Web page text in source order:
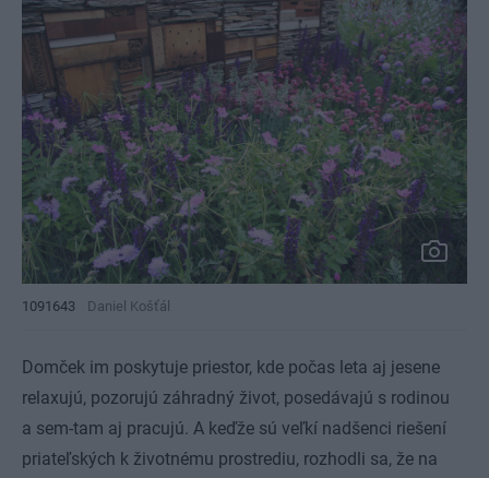
1091643 Daniel Košťál
Domček im poskytuje priestor, kde počas leta aj jesene
relaxujú, pozorujú záhradný život, posedávajú s rodinou
a sem-tam aj pracujú. A keďže sú veľkí nadšenci riešení
priateľských k životnému prostrediu, rozhodli sa, že na